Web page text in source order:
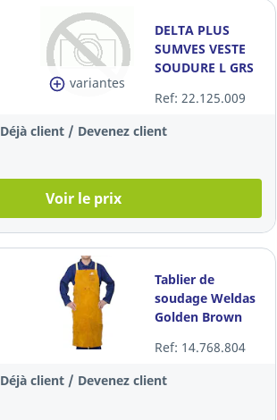
variantes
DELTA PLUS
SUMVES VESTE
SOUDURE L GRS
Ref: 22.125.009
Déjà client / Devenez client
Voir le prix
Tablier de
soudage Weldas
Golden Brown
taille 60 x 91 cm
Ref: 14.768.804
Déjà client / Devenez client